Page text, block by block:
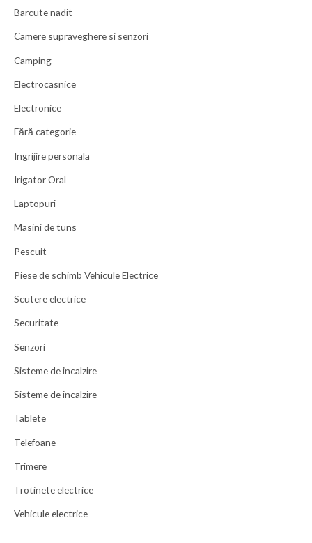
Barcute nadit
Camere supraveghere si senzori
Camping
Electrocasnice
Electronice
Fără categorie
Ingrijire personala
Irigator Oral
Laptopuri
Masini de tuns
Pescuit
Piese de schimb Vehicule Electrice
Scutere electrice
Securitate
Senzori
Sisteme de incalzire
Sisteme de incalzire
Tablete
Telefoane
Trimere
Trotinete electrice
Vehicule electrice